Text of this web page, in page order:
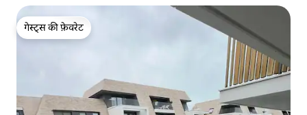
गेस्ट्स की फ़ेवरेट
गेस्ट्स की फ़ेवरेट